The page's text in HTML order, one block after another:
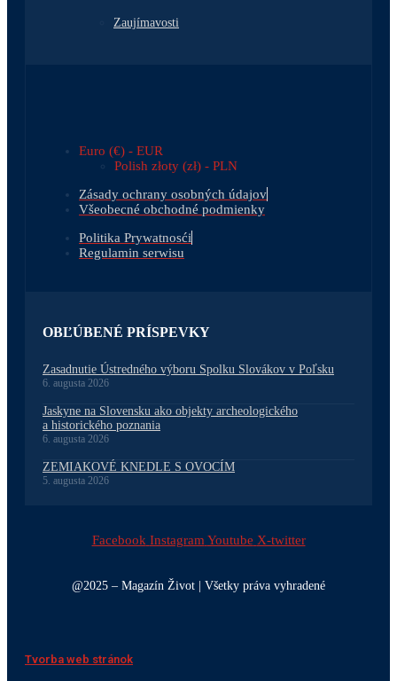
Zaujímavosti
Euro (€) - EUR
Polish złoty (zł) - PLN
Zásady ochrany osobných údajov
Všeobecné obchodné podmienky
Politika Prywatnosći
Regulamin serwisu
OBĽÚBENÉ PRÍSPEVKY
Zasadnutie Ústredného výboru Spolku Slovákov v Poľsku
6. augusta 2026
Jaskyne na Slovensku ako objekty archeologického
a historického poznania
6. augusta 2026
ZEMIAKOVÉ KNEDLE S OVOCÍM
5. augusta 2026
Facebook Instagram Youtube X-twitter
@2025 – Magazín Život | Všetky práva vyhradené
Tvorba web stránok